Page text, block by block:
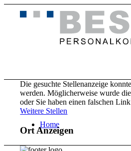
Home
Die gesuchte Stellenanzeige
werden. Möglicherweise wurde
oder Sie haben einen falschen
Weitere Stellen
Ort Anzeigen